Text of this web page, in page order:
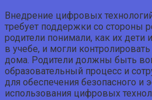
Внедрение цифровых
требует поддержки со стороны
родители понимали, как их дети
в учебе, и могли
дома. Родители должны быть
образовательный процесс и
для обеспечения безопасного и
использования цифровых